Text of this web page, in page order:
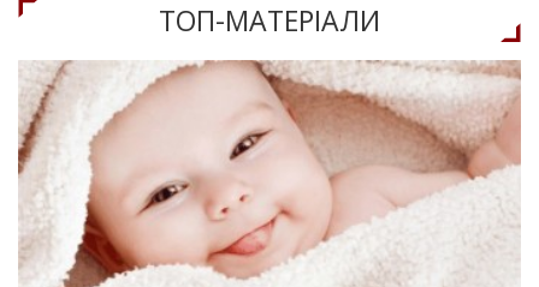
ТОП-МАТЕРIАЛИ